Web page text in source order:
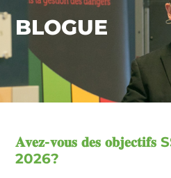
BLOGUE
𝐀𝐯𝐞𝐳-𝐯𝐨𝐮𝐬 𝐝𝐞𝐬
2026?